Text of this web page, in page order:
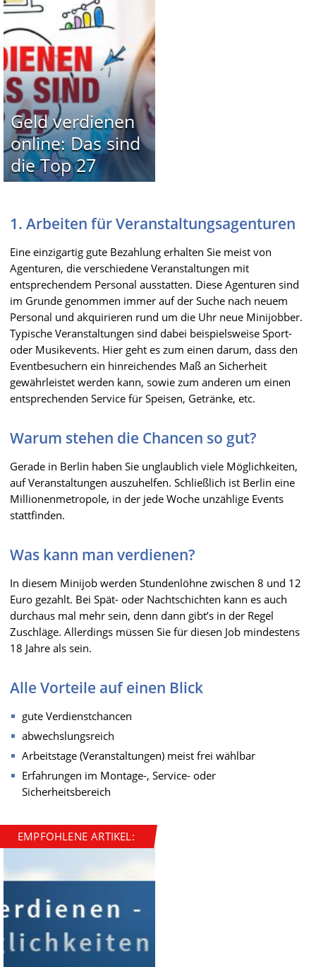
Geld verdienen
online: Das sind
die Top 27
1. Arbeiten für Veranstaltungsagenturen
Eine einzigartig gute Bezahlung erhalten Sie meist von
Agenturen, die verschiedene Veranstaltungen mit
entsprechendem Personal ausstatten. Diese Agenturen sind
im Grunde genommen immer auf der Suche nach neuem
Personal und akquirieren rund um die Uhr neue Minijobber.
Typische Veranstaltungen sind dabei beispielsweise Sport-
oder Musikevents. Hier geht es zum einen darum, dass den
Eventbesuchern ein hinreichendes Maß an Sicherheit
gewährleistet werden kann, sowie zum anderen um einen
entsprechenden Service für Speisen, Getränke, etc.
Warum stehen die Chancen so gut?
Gerade in Berlin haben Sie unglaublich viele Möglichkeiten,
auf Veranstaltungen auszuhelfen. Schließlich ist Berlin eine
Millionenmetropole, in der jede Woche unzählige Events
stattfinden.
Was kann man verdienen?
In diesem Minijob werden Stundenlöhne zwischen 8 und 12
Euro gezahlt. Bei Spät- oder Nachtschichten kann es auch
durchaus mal mehr sein, denn dann gibt’s in der Regel
Zuschläge. Allerdings müssen Sie für diesen Job mindestens
18 Jahre als sein.
Alle Vorteile auf einen Blick
gute Verdienstchancen
abwechslungsreich
Arbeitstage (Veranstaltungen) meist frei wählbar
Erfahrungen im Montage-, Service- oder
Sicherheitsbereich
EMPFOHLENE ARTIKEL: